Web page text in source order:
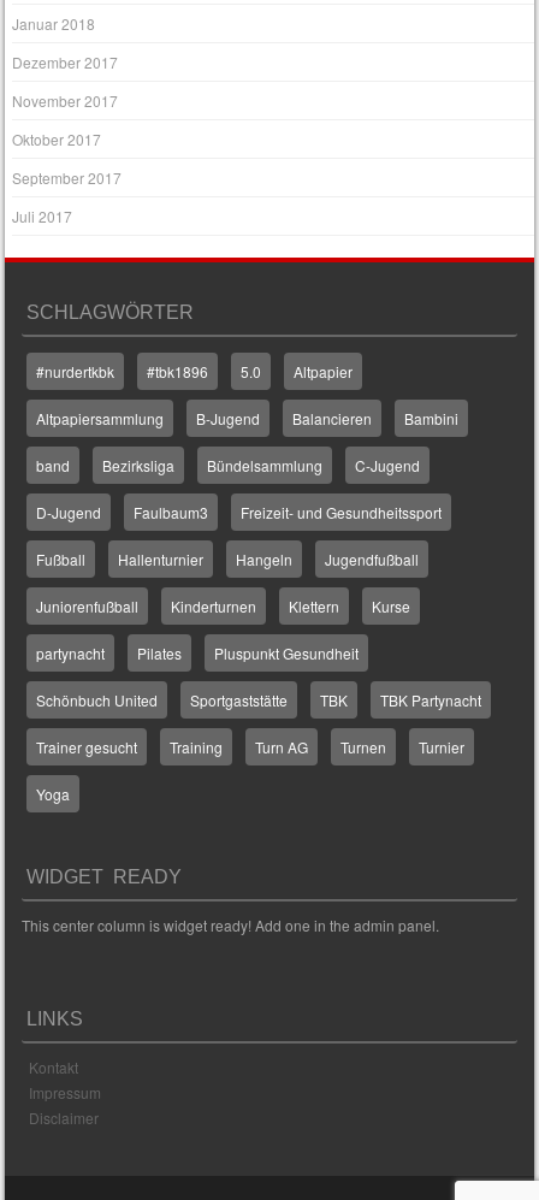
Januar 2018
Dezember 2017
November 2017
Oktober 2017
September 2017
Juli 2017
SCHLAGWÖRTER
#nurdertkbk #tbk1896 5.0 Altpapier
Altpapiersammlung B-Jugend Balancieren Bambini
band Bezirksliga Bündelsammlung C-Jugend
D-Jugend Faulbaum3 Freizeit- und Gesundheitssport
Fußball Hallenturnier Hangeln Jugendfußball
Juniorenfußball Kinderturnen Klettern Kurse
partynacht Pilates Pluspunkt Gesundheit
Schönbuch United Sportgaststätte TBK TBK Partynacht
Trainer gesucht Training Turn AG Turnen Turnier
Yoga
WIDGET READY
This center column is widget ready! Add one in the admin panel.
LINKS
Kontakt
Impressum
Disclaimer